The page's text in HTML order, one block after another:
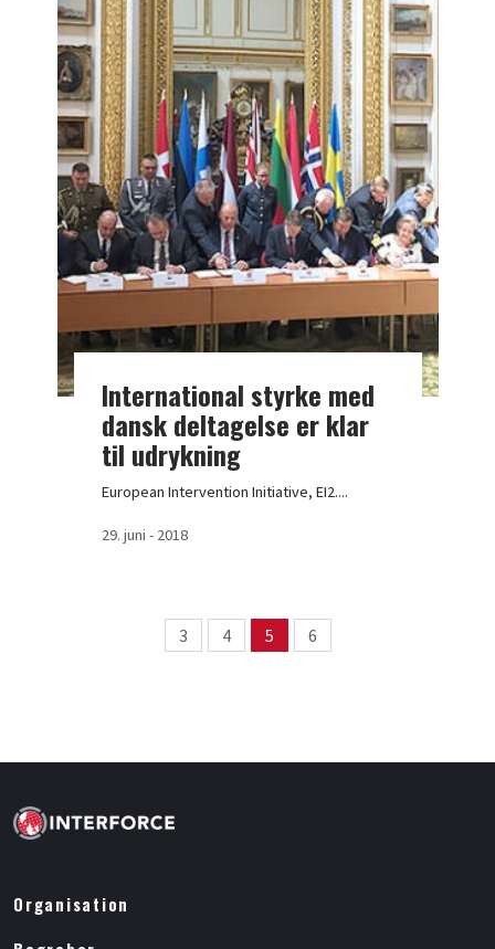
International styrke med
dansk deltagelse er klar
til udrykning
European Intervention Initiative, EI2....
29. juni - 2018
Page
3 Page
4 Page
5 Page
6
Organisation